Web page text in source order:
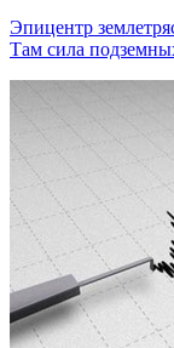
Эпицентр
Там сила